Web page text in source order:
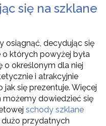
się na szklane
osiągnąć, decydując się
których powyżej była
o określonym dla niej
i atrakcyjnie
się prezentuje. Więcej
dowiedzieć się
schody szklane
przydatnych